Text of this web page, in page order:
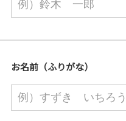
お名前（ふりがな）